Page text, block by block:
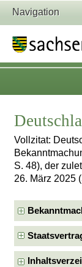
Navigation
Vollzitat:
S. 48), der
26. März 2025